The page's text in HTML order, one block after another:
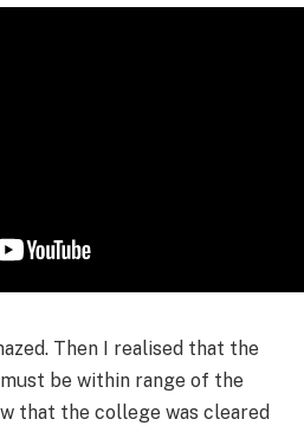
Then I realised that the
be within range of the
that the college was cleared